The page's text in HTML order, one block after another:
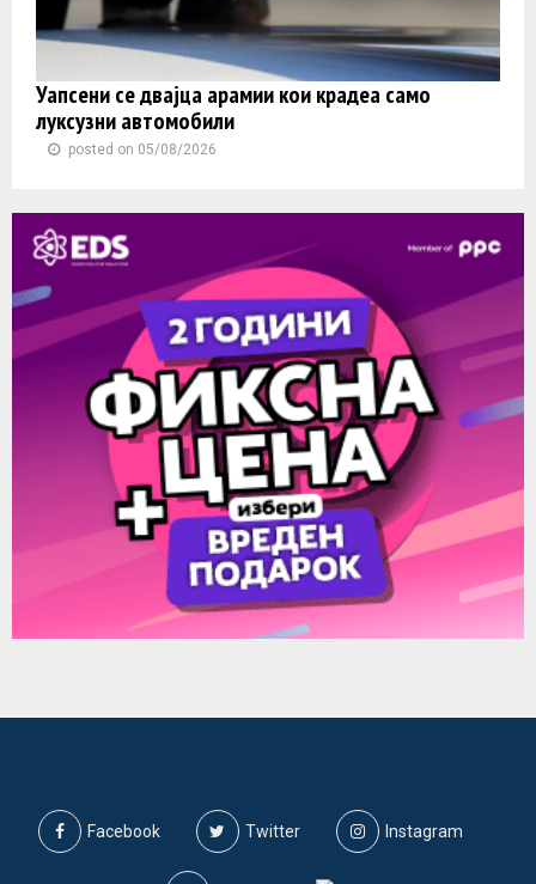
Уапсени се двајца арамии кои крадеа само
луксузни автомобили
posted on 05/08/2026
Facebook Twitter Instagram